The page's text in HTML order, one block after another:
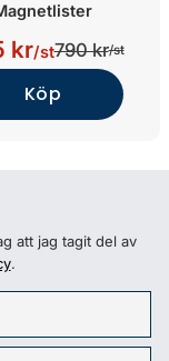
kr/st790 kr/st
Köp
att jag tagit del av
.